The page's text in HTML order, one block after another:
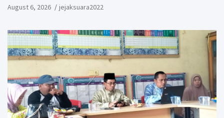
August 6, 2026 jejaksuara2022